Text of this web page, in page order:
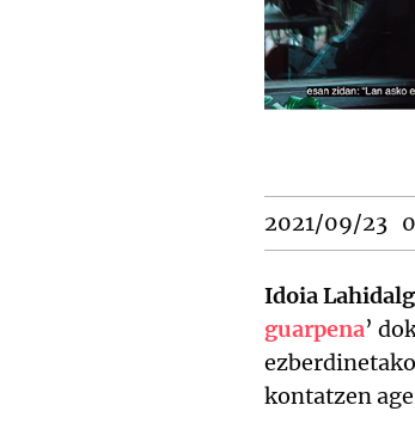
2021/09/23
Idoia
guarpena’
kontatzen